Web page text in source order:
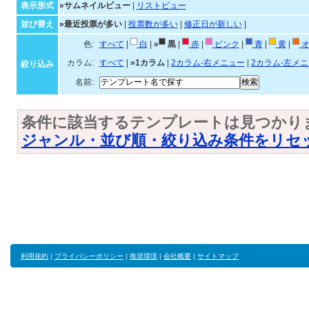
表示形式
»サムネイルビュー|
リストビュー
並び替え
»最近投票が多い| 投票数が多い| 修正日が新しい|
絞り込み
色: すべて 白 » 黒| 赤| ピンク 青| 黄|
カラム:
すべて »1カラム| 2カラム-右メニュー
2カラム-左メ
名前:
条件に該当するテンプレートは見つかり
ジャンル・並び順・絞り込み条件をリセ
利用規約 | プライバシーポリシー | 推奨環境 | 会社概要 | サイトマップ